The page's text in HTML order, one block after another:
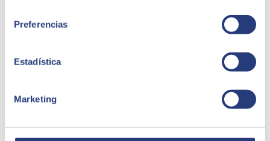
Preferencias
Estadística
Marketing
SEIDOR, partner estratégico del nuevo grupo de